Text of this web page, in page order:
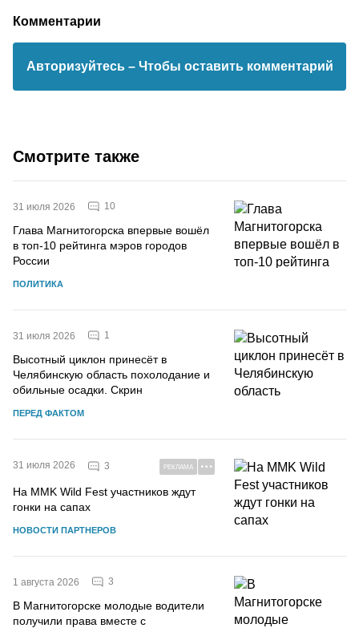
Комментарии
Авторизуйтесь – Чтобы оставить комментарий
Смотрите также
31 июля 2026 10
Глава Магнитогорска впервые вошёл
в топ-10 рейтинга мэров городов
России
ПОЛИТИКА
31 июля 2026 1
Высотный циклон принесёт в
Челябинскую область похолодание и
обильные осадки. Скрин
ПЕРЕД ФАКТОМ
31 июля 2026 3 РЕКЛАМА
На MMK Wild Fest участников ждут
гонки на сапах
НОВОСТИ ПАРТНЕРОВ
1 августа 2026 3
В Магнитогорске молодые водители
получили права вместе с